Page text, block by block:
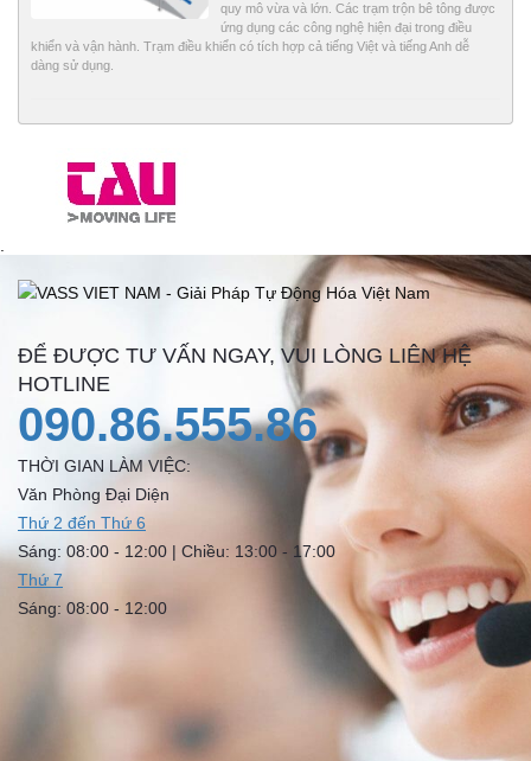
quy mô vừa và lớn. Các trạm trộn bê tông được
ứng dụng các công nghệ hiện đại trong điều
khiển và vận hành. Trạm điều khiển có tích hợp cả tiếng Việt và tiếng Anh dễ
dàng sử dụng.
ĐỂ ĐƯỢC TƯ VẤN NGAY, VUI LÒNG LIÊN HỆ
HOTLINE
090.86.555.86
THỜI GIAN LÀM VIỆC:
Văn Phòng Đại Diện
Thứ 2 đến Thứ 6
Sáng: 08:00 - 12:00 | Chiều: 13:00 - 17:00
Thứ 7
Sáng: 08:00 - 12:00